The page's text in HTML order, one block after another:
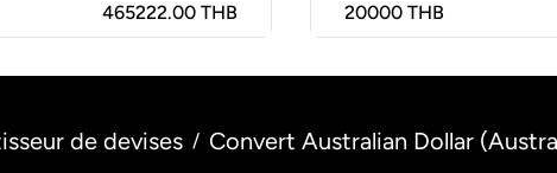
465222.00 THB 20000 THB
de devises / Convert Australian Dollar